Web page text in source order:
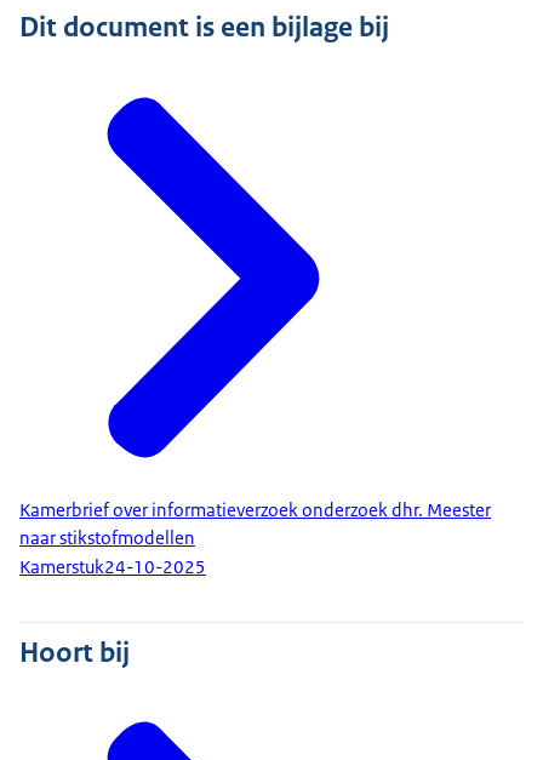
Dit document is een bijlage bij
Kamerbrief over informatieverzoek onderzoek dhr. Meester
naar stikstofmodellen
Kamerstuk24-10-2025
Hoort bij